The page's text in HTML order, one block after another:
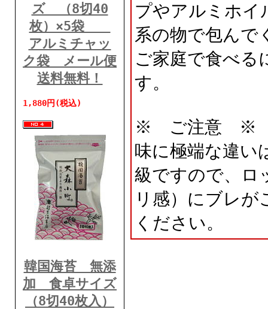
ズ （8切40
枚）×5袋
アルミチャッ
ク袋 メール便
送料無料！
1,880円(税込)
韓国海苔 無添
加 食卓サイズ
（8切40枚入）
プやアルミホイ
系の物で包んで
ご家庭で食べる
す。
※ ご注意 ※
味に極端な違い
級ですので、ロ
リ感）にブレが
ください。